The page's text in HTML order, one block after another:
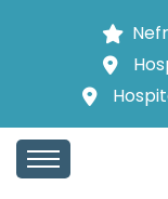
Inicio Hematuria
INICIO